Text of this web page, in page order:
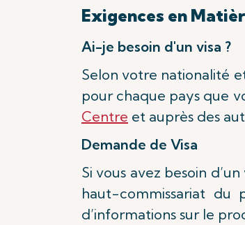
Exigences en
Ai-je besoin d'un visa ?
Selon votre nationalité
pour chaque pays que
Centre et auprès des
Demande de Visa
Si vous avez besoin
haut-commissariat du
d’informations sur le